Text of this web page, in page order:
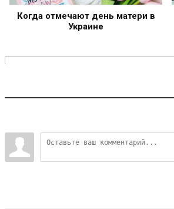
Когда отмечают день матери в
Украине